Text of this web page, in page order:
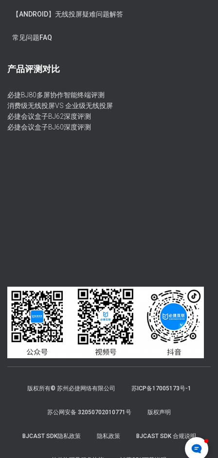
【ANDROID】无线投屏疑难问题解答
常见问题FAQ
产品评测对比
必捷BJ80多屏协作智能终端评测
消费级无线投屏VS 企业级无线投屏
必捷会议盒子BJ62深度评测
必捷会议盒子BJ60深度评测
版权所有© 苏州必捷网络有限公司 苏ICP备17005173号-1
苏公网安备 32050702010771号 版权声明
BJCAST SDK隐私政策 隐私政策 BJCAST SDK 合规说明